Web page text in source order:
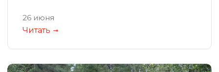
26 июня
Читать